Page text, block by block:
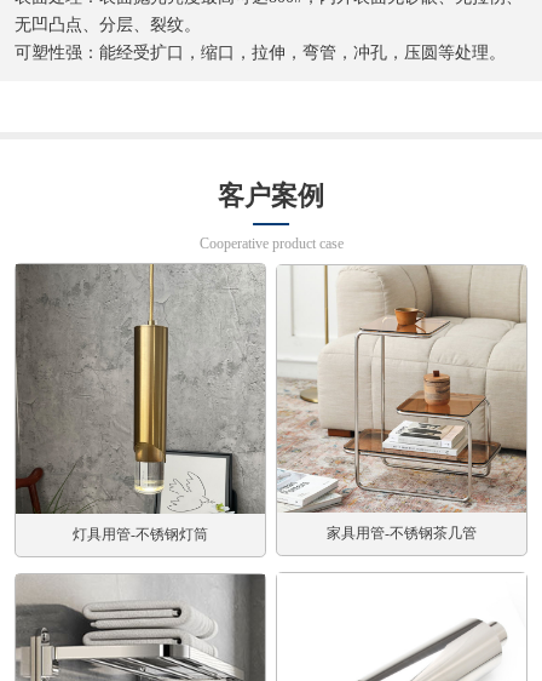
无凹凸点、分层、裂纹。
可塑性强：能经受扩口，缩口，拉伸，弯管，冲孔，压圆等处理。
客户案例
Cooperative product case
灯具用管-不锈钢灯筒 家具用管-不锈钢茶几管